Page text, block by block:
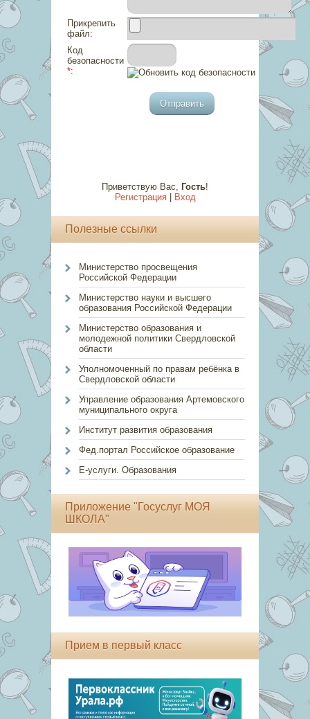
Прикрепить
файл:
Код
безопасности
*:
Приветствую Вас, Гость!
Регистрация| Вход
Полезные ссылки
Министерство просвещения
Российской Федерации
Министерство науки и высшего
образования Российской Федерации
Министерство образования и
молодежной политики Свердловской
области
Уполномоченный по правам ребёнка в
Свердловской области
Управление образования Артемовского
муниципального округа
Институт развития образования
Фед.портал Российское образование
Е-услуги. Образования
Приложение "Госуслуг МОЯ
ШКОЛА"
Прием в первый класс